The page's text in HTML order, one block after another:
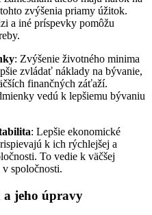
zvýšenia priamy úžitok.
a iné príspevky pomôžu
: Zvýšenie životného minima
zvládať náklady na bývanie,
finančných záťaží.
vedú k lepšiemu bývaniu
: Lepšie ekonomické
k ich rýchlejšej a
To vedie k väčšej
spoločnosti.
a jeho úpravy